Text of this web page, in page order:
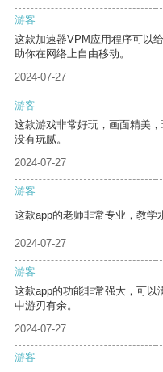
游客
这款加速器VPM应用程序可以
助你在网络上自由移动。
2024-07-27
游客
这款游戏非常好玩，画面精美
没有玩腻。
2024-07-27
游客
这款app的老师非常专业，教学
2024-07-27
游客
这款app的功能非常强大，可以
中游刃有余。
2024-07-27
游客